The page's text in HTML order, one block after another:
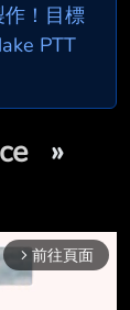
！目標
PTT
»
arrow_forward_ios 前往頁面